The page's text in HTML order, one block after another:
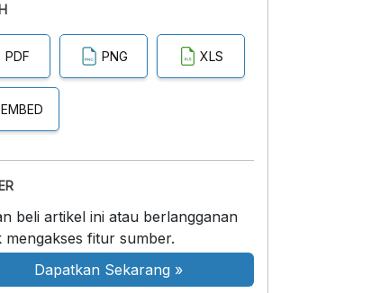
PDF PNG XLS
EMBED
beli artikel ini atau berlangganan
mengakses fitur sumber.
Dapatkan Sekarang »